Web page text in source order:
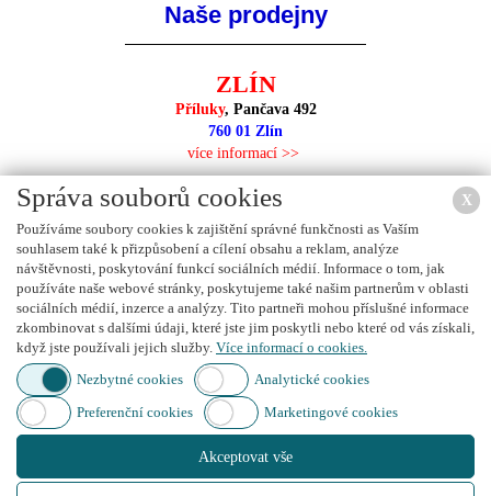
Naše prodejny
ZLÍN
Příluky, Pančava 492
760 01 Zlín
více informací >>
NEJBLIŽŠÍ PRODEJNA
Použijte mapu prodejců na vyhledání nejbližší prodejny.
X
Správa souborů cookies
Používáme soubory cookies k zajištění správné funkčnosti as Vaším
souhlasem také k přizpůsobení a cílení obsahu a reklam, analýze
návštěvnosti, poskytování funkcí sociálních médií. Informace o tom, jak
používáte naše webové stránky, poskytujeme také našim partnerům v oblasti
sociálních médií, inzerce a analýzy. Tito partneři mohou příslušné informace
zkombinovat s dalšími údaji, které jste jim poskytli nebo které od vás získali,
když jste používali jejich služby. Více informací o cookies.
Nezbytné cookies
Analytické cookies
Preferenční cookies
Marketingové cookies
Akceptovat vše